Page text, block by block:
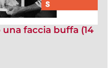
faccia buffa (14